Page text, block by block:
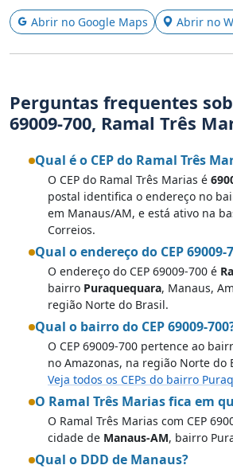
Abrir no Google Maps Abrir no
Perguntas frequentes
69009-700, Ramal Três
Qual é o CEP do Ramal Três
O CEP do Ramal Três Marias é
postal identifica o endereço no
em Manaus/AM, e está ativo na
Correios.
Qual o endereço do CEP 69009-
O endereço do CEP 69009-700 é
bairro Puraquequara, Manaus,
região Norte do Brasil.
Qual o bairro do CEP 69009-
O CEP 69009-700 pertence ao
no Amazonas, na região Norte do
Veja todos os CEPs do bairro
O Ramal Três Marias fica em
O Ramal Três Marias com CEP
cidade de Manaus-AM, bairro
Qual o DDD de Manaus?